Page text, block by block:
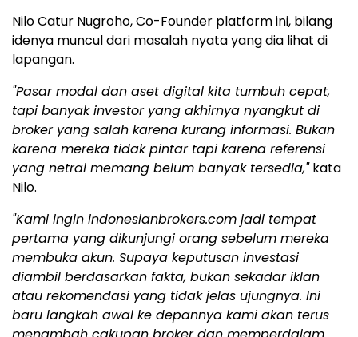
Nilo Catur Nugroho, Co-Founder platform ini, bilang
idenya muncul dari masalah nyata yang dia lihat di
lapangan.
"Pasar modal dan aset digital kita tumbuh cepat,
tapi banyak investor yang akhirnya nyangkut di
broker yang salah karena kurang informasi. Bukan
karena mereka tidak pintar tapi karena referensi
yang netral memang belum banyak tersedia,"kata
Nilo.
"Kami ingin indonesianbrokers.com jadi tempat
pertama yang dikunjungi orang sebelum mereka
membuka akun. Supaya keputusan investasi
diambil berdasarkan fakta, bukan sekadar iklan
atau rekomendasi yang tidak jelas ujungnya. Ini
baru langkah awal ke depannya kami akan terus